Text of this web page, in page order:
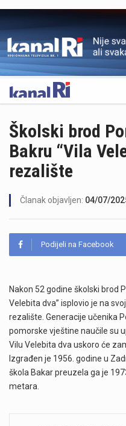
Školski brod
Bakru “Vila
rezalište
Članak objavljen: 04/07/
Podijeli na Facebook
Nakon 52 godine školski brod
Velebita dva” isplovio je na
rezalište. Generacije učenika
pomorske vještine naučile su
Vilu Velebita dva uskoro će
Izgrađen je 1956. godine u
škola Bakar preuzela ga je
metara.